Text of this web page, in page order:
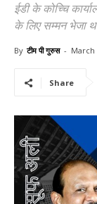
ईडी के कोच्चि
के लिए सम्मन भेजा
By टीम पी गुरुस - March
Share